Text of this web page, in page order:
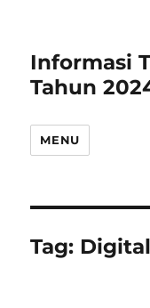
Informasi
Tahun
MENU
Tag: